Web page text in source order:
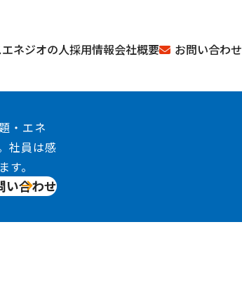
エネジオの人採用情報会社概要 お問い合わせ
・エネ
社員は感
。
い合わせ